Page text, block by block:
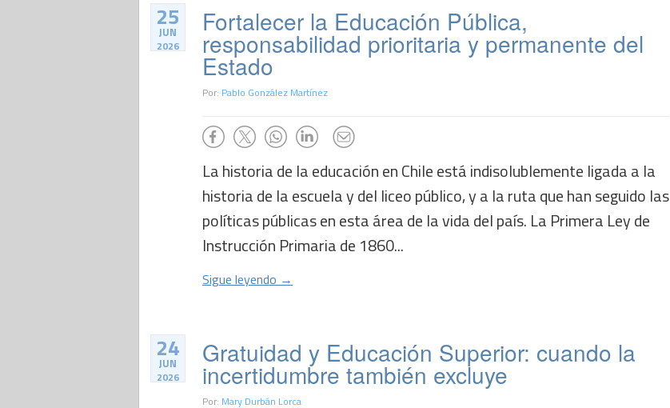
25
JUN
2026
Fortalecer la Educación Pública,
responsabilidad prioritaria y permanente del
Estado
Por: Pablo González Martínez
La historia de la educación en Chile está indisolublemente ligada a la
historia de la escuela y del liceo público, y a la ruta que han seguido las
políticas públicas en esta área de la vida del país. La Primera Ley de
Instrucción Primaria de 1860...
Sigue leyendo →
24
JUN
2026
Gratuidad y Educación Superior: cuando la
incertidumbre también excluye
Por: Mary Durbán Lorca